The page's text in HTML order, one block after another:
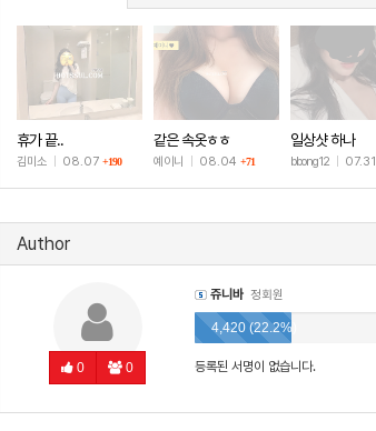
휴가 끝..
김미소 08.07 +190
같은 속옷ㅎㅎ
예이니 08.04 +71
일상샷 하나
bbong12 07.31
Author
0 0
쥬니바 정회원
4,420 (22.2%)
등록된 서명이 없습니다.